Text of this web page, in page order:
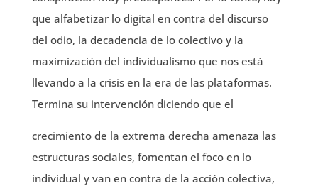
que alfabetizar lo digital en contra del discurso
del odio, la decadencia de lo colectivo y la
maximización del individualismo que nos está
llevando a la crisis en la era de las plataformas.
Termina su intervención diciendo que el
crecimiento de la extrema derecha amenaza las
estructuras sociales, fomentan el foco en lo
individual y van en contra de la acción colectiva,